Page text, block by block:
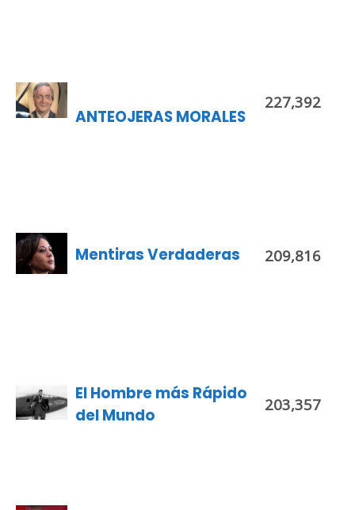
ANTEOJERAS MORALES
227,392
Mentiras Verdaderas 209,816
El Hombre más Rápido
del Mundo
203,357